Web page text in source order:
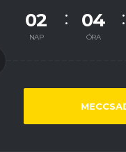
02
NAP
04
ÓRA